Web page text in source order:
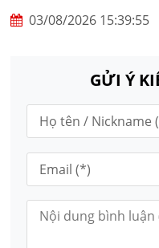
03/08/2026 15:39:55
GỬI Ý